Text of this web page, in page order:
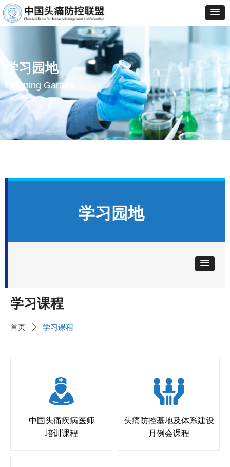
学习园地
Learning Garden
学习课程
首页 ꄲ 学习课程
中国头痛疾病医师
培训课程
头痛防控基地及体系建设
月例会课程
学习园地